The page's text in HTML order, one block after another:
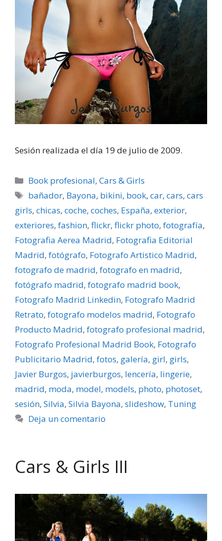
Sesión realizada el dí­a 19 de julio de 2009.
Categorías
Book profesional,Cars & Girls
Etiquetas
bañador, Bayona, bikini, book,car,cars,cars
girls, chicas, coche, coches, España, exterior,
exteriores, fashion, flickr, flickr photo, fotografí­a,
Fotografia Aerea Madrid, Fotografia Editorial
Madrid, fotógrafo, Fotografo Artistico Madrid,
fotografo de madrid, fotografo en madrid,
fotógrafo madrid, fotografo madrid book,
Fotografo Madrid Linkedin, Fotografo Madrid
Retrato, fotografo modelos madrid, Fotografo
Producto Madrid, fotografo profesional madrid,
Fotografo Profesional Madrid Book, Fotografo
Publicitario Madrid, fotos, galerí­a, girl, girls,
Javier Burgos, javierburgos, lencerí­a, lingerie,
madrid, moda, model, models, photo, photoset,
sesión, Silvia, Silvia Bayona, slideshow, Tuning
Deja un comentario
Cars & Girls III